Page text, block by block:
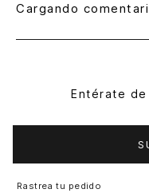
Cargando
Entérate
Rastrea tu pedido